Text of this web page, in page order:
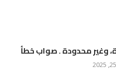
وغير محدودة . صواب خطأ